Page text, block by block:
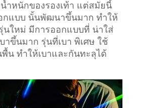
น้ำหนักของรองเท้า แต่สมัยนี้
กแบบ นั้นพัฒนาขึ้นมาก ทำให้
ใหม่ มีการออกแบบที่ น่าใส่
าขึ้นมาก รุ่นที่เบา พิเศษ ใช้
พื้น ทำให้เบาและกันทะลุได้